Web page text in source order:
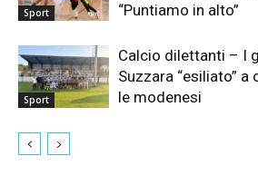
Sport
“Puntiamo in alto”
Sport
Calcio dilettanti – I
Suzzara “esiliato” a
le modenesi